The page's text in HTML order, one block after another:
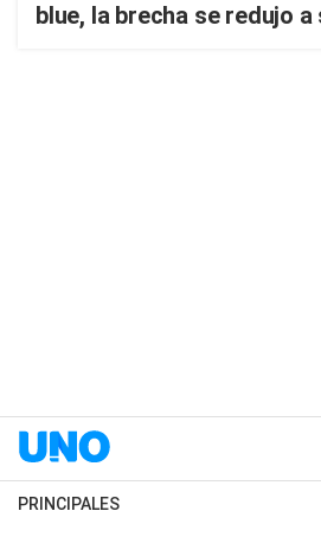
blue, la brecha se redujo a
PRINCIPALES